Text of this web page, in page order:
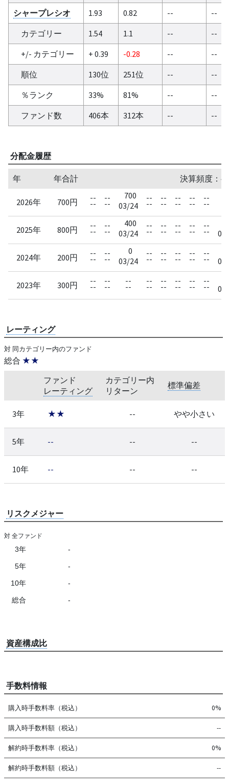
シャープレシオ 1.93 0.82 --
--
カテゴリー
1.54 1.1 --
--
+/- カテゴリー
+ 0.39 -0.28 --
--
順位
130位 251位 --
--
％ランク
33% 81% --
--
ファンド数
406本 312本 -- --
分配金履歴
年 年合計 決算頻度：
2026年 700円 --
--
--
--
700
03/24
--
--
--
--
--
--
--
--
--
--
2025年 800円 --
--
--
--
400
03/24
--
--
--
--
--
--
--
--
--
--
2024年 200円 --
--
--
--
0
03/24
--
--
--
--
--
--
--
--
--
--
2023年 300円 --
--
--
--
--
--
--
--
--
--
--
--
--
--
--
--
レーティング
対 同カテゴリー内のファンド
総合 ★★
ファンド
レーティング
カテゴリー内
リターン
標準偏差
3年 ★★ -- やや小さい
5年 -- -- --
10年 -- -- --
リスクメジャー
対 全ファンド
3年 -
5年 -
10年 -
総合 -
資産構成比
手数料情報
購入時手数料率（税込） 0%
購入時手数料額（税込） --
解約時手数料率（税込） 0%
解約時手数料額（税込） --